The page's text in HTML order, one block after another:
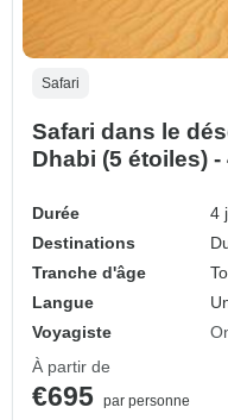
Safari
Safari dans le
Dhabi (5 étoiles) -
Durée
4
Destinations
Tranche d'âge
Langue
Voyagiste
À partir de
€695 par personne